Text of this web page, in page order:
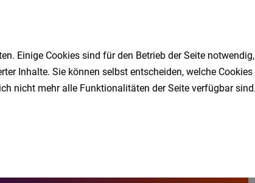
Einige Cookies sind für den Betrieb der Seite
Inhalte. Sie können selbst entscheiden, welche Cookies
nicht mehr alle Funktionalitäten der Seite verfügbar